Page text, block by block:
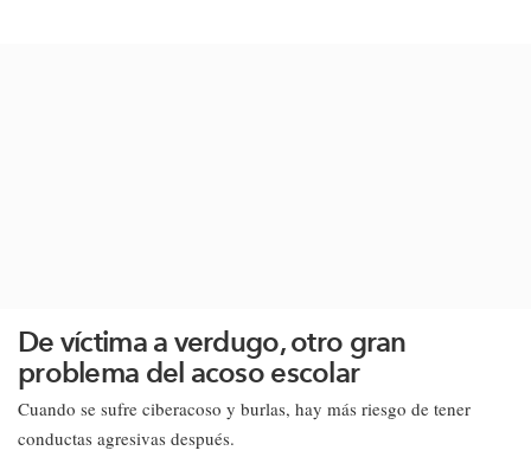
De víctima a verdugo, otro gran
problema del acoso escolar
Cuando se sufre ciberacoso y burlas, hay más riesgo de tener
conductas agresivas después.​​